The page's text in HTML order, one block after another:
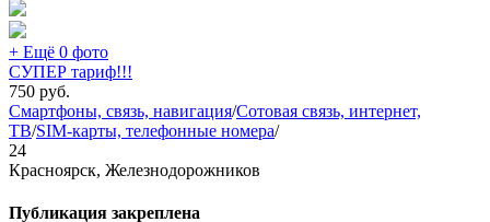
+ Ещё 0 фото
СУПЕР тариф!!!
750 руб.
Смартфоны, связь, навигация/Сотовая связь, интернет,
ТВ/SIM-карты, телефонные номера/
24
Красноярск, Железнодорожников
Публикация закреплена